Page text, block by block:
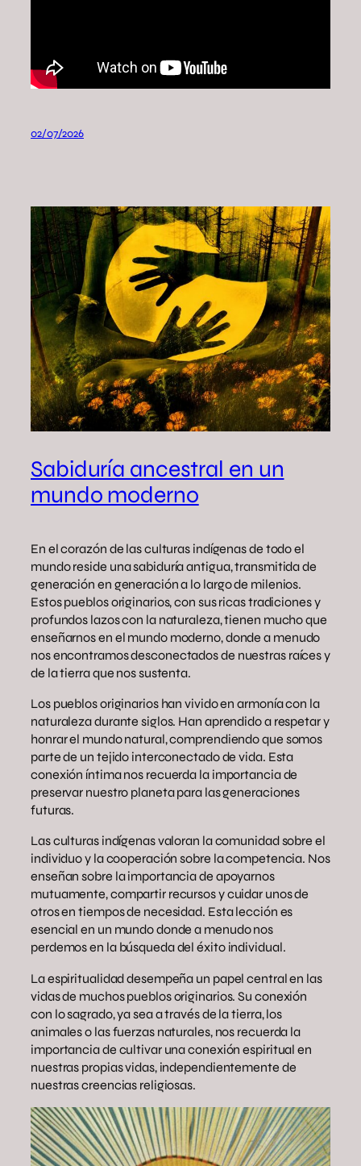
02/07/2026
Sabiduría ancestral en un
mundo moderno
En el corazón de las culturas indígenas de todo el
mundo reside una sabiduría antigua, transmitida de
generación en generación a lo largo de milenios.
Estos pueblos originarios, con sus ricas tradiciones y
profundos lazos con la naturaleza, tienen mucho que
enseñarnos en el mundo moderno, donde a menudo
nos encontramos desconectados de nuestras raíces y
de la tierra que nos sustenta.
Los pueblos originarios han vivido en armonía con la
naturaleza durante siglos. Han aprendido a respetar y
honrar el mundo natural, comprendiendo que somos
parte de un tejido interconectado de vida. Esta
conexión íntima nos recuerda la importancia de
preservar nuestro planeta para las generaciones
futuras.
Las culturas indígenas valoran la comunidad sobre el
individuo y la cooperación sobre la competencia. Nos
enseñan sobre la importancia de apoyarnos
mutuamente, compartir recursos y cuidar unos de
otros en tiempos de necesidad. Esta lección es
esencial en un mundo donde a menudo nos
perdemos en la búsqueda del éxito individual.
La espiritualidad desempeña un papel central en las
vidas de muchos pueblos originarios. Su conexión
con lo sagrado, ya sea a través de la tierra, los
animales o las fuerzas naturales, nos recuerda la
importancia de cultivar una conexión espiritual en
nuestras propias vidas, independientemente de
nuestras creencias religiosas.